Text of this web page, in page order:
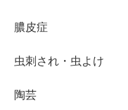
膿皮症
虫刺され・虫よけ
陶芸